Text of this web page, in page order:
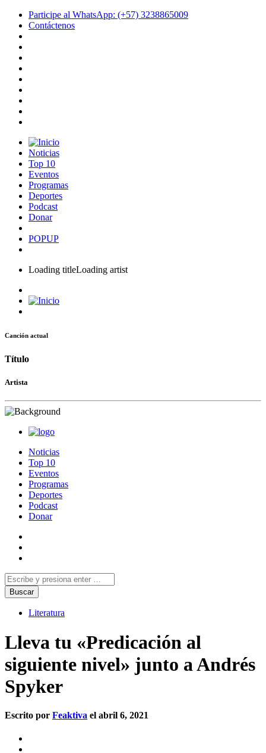
Participe al WhatsApp: (+57) 3238865009
Contáctenos
Noticias
Top 10
Eventos
Programas
Deportes
Podcast
Donar
POPUP
Loading titleLoading artist
Canción actual
Título
Artista
Noticias
Top 10
Eventos
Programas
Deportes
Podcast
Donar
Literatura
Lleva tu «Predicación al
siguiente nivel» junto a Andrés
Spyker
Escrito por Feaktiva el abril 6, 2021